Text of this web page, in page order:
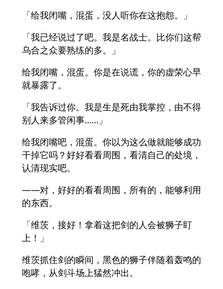
「给我闭嘴，混蛋，没人听你在这抱怨。」
「我已经说过了吧。我是名战士。比你们这帮
乌合之众要熟练的多。」
给我闭嘴，混蛋。你是在说谎，你的虚荣心早
就暴露了。
「我告诉过你。我是生是死由我掌控，由不得
别人来多管闲事……」
给我闭嘴吧，混蛋。你以为这么做就能够成功
干掉它吗？好好看看周围，看清自己的处境，
认清现实吧。
——对，好好的看看周围，所有的，能够利用
的东西。
「维茨，接好！拿着这把剑的人会被狮子盯
上！」
维茨抓住剑的瞬间，黑色的狮子伴随着轰鸣的
咆哮，从剑斗场上猛然冲出。